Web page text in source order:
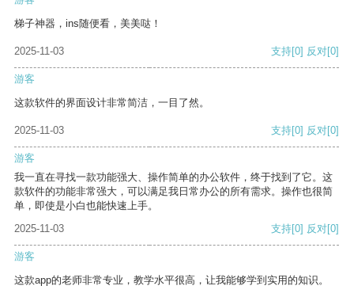
梯子神器，ins随便看，美美哒！
2025-11-03 支持[0] 反对[0]
游客
这款软件的界面设计非常简洁，一目了然。
2025-11-03 支持[0] 反对[0]
游客
我一直在寻找一款功能强大、操作简单的办公软件，终于找到了它。这
款软件的功能非常强大，可以满足我日常办公的所有需求。操作也很简
单，即使是小白也能快速上手。
2025-11-03
支持[0] 反对[0]
游客
这款app的老师非常专业，教学水平很高，让我能够学到实用的知识。